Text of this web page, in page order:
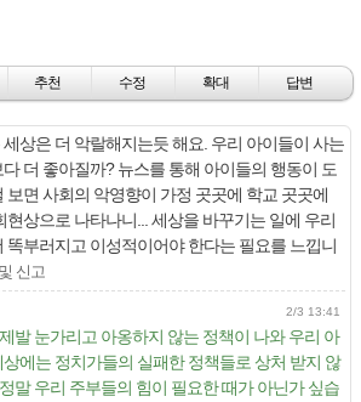
추천 수정 확대 답변
상은 더 악랄해지는듯 해요. 우리 아이들이 사는
더 좋아질까? 뉴스를 통해 아이들의 행동이 도
보면 사회의 악영향이 가정 곳곳에 학교 곳곳에
현상으로 나타나니... 세상을 바꾸기는 일에 우리
똑부러지고 이성적이어야 한다는 필요를 느낍니
신고
2/3 13:41
발 눈가리고 아옹하지 않는 정책이 나와 우리 아
에는 정치가들의 실패한 정책들로 상처 받지 않
말 우리 주부들의 힘이 필요한 때가 아닌가 싶습